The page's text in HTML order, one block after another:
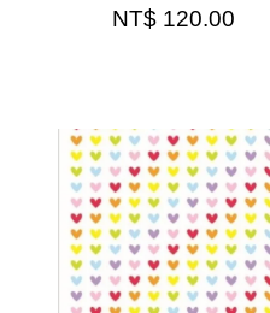
NT$ 120.00